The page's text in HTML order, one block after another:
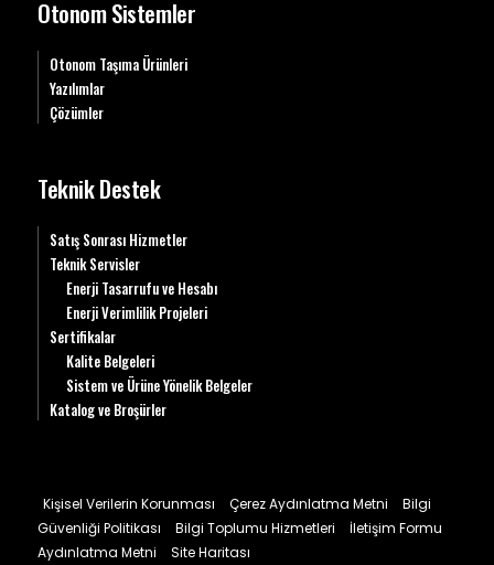
Otonom Sistemler
Otonom Taşıma Ürünleri
Yazılımlar
Çözümler
Teknik Destek
Satış Sonrası Hizmetler
Teknik Servisler
Enerji Tasarrufu ve Hesabı
Enerji Verimlilik Projeleri
Sertifikalar
Kalite Belgeleri
Sistem ve Ürüne Yönelik Belgeler
Katalog ve Broşürler
Kişisel Verilerin Korunması Çerez Aydınlatma Metni
Bilgi
Güvenliği Politikası
Bilgi Toplumu Hizmetleri
İletişim Formu
Aydınlatma Metni
Site Haritası